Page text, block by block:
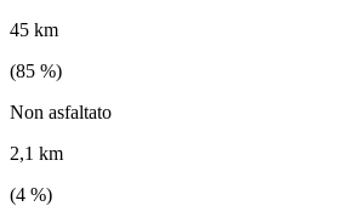
45 km
(85 %)
Non asfaltato
2,1 km
(4 %)